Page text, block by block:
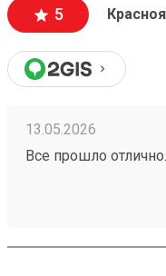
5
13.05.2026
Все прошло